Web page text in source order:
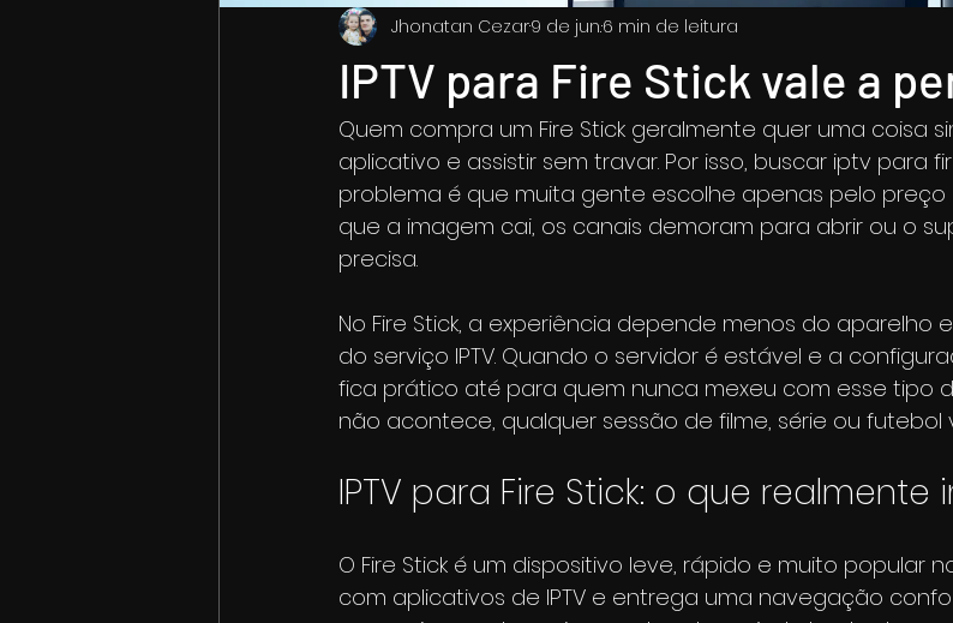
IPTV para Fire Stick vale a
Jhonatan Cezar9 de jun.6 min de leitura
Quem compra um Fire Stick geralmente quer uma coisa
aplicativo e assistir sem travar. Por isso, buscar iptv para
problema é que muita gente escolhe apenas pelo
que a imagem cai, os canais demoram para abrir ou o
precisa.
No Fire Stick, a experiência depende menos do aparelho
do serviço IPTV. Quando o servidor é estável e a
fica prático até para quem nunca mexeu com esse tipo
não acontece, qualquer sessão de filme, série ou futebol
IPTV para Fire Stick: o que realmente
O Fire Stick é um dispositivo leve, rápido e muito popular
com aplicativos de IPTV e entrega uma navegação